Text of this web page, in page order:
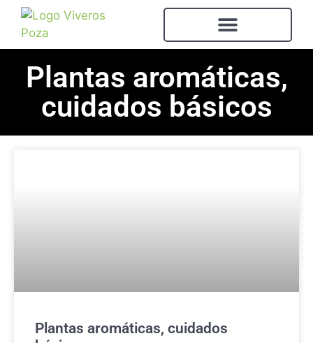
Plantas aromáticas,
cuidados básicos
Plantas aromáticas, cuidados